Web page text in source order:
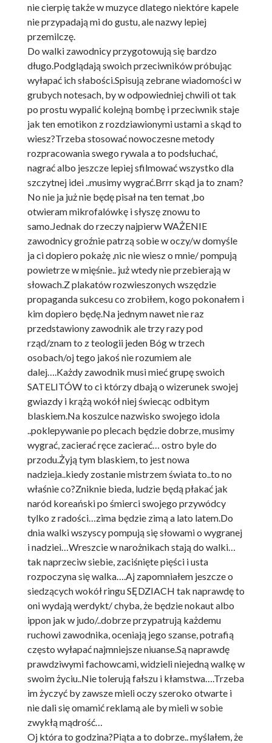
nie cierpię także w muzyce dlatego niektóre kapele
nie przypadają mi do gustu, ale nazwy lepiej
przemilczę.
Do walki zawodnicy przygotowują się bardzo
długo.Podglądają swoich przeciwników próbując
wyłapać ich słabości.Spisują zebrane wiadomości w
grubych notesach, by w odpowiedniej chwili ot tak
po prostu wypalić kolejną bombę i przeciwnik staje
jak ten emotikon z rozdziawionymi ustami a skąd to
wiesz?Trzeba stosować nowoczesne metody
rozpracowania swego rywala a to podsłuchać,
nagrać albo jeszcze lepiej sfilmować wszystko dla
szczytnej idei ..musimy wygrać.Brrr skąd ja to znam?
No nie ja już nie będę pisał na ten temat ,bo
otwieram mikrofalówkę i słyszę znowu to
samo.Jednak do rzeczy najpierw WAŻENIE
zawodnicy groźnie patrzą sobie w oczy/w domyśle
ja ci dopiero pokażę ,nic nie wiesz o mnie/ pompują
powietrze w mięśnie.. już wtedy nie przebierają w
słowach.Z plakatów rozwieszonych wszędzie
propaganda sukcesu co zrobiłem, kogo pokonałem i
kim dopiero będę.Na jednym nawet nie raz
przedstawiony zawodnik ale trzy razy pod
rząd/znam to z teologii jeden Bóg w trzech
osobach/oj tego jakoś nie rozumiem ale
dalej….Każdy zawodnik musi mieć grupę swoich
SATELITÓW to ci którzy dbają o wizerunek swojej
gwiazdy i krążą wokół niej świecąc odbitym
blaskiem.Na koszulce nazwisko swojego idola
..poklepywanie po plecach będzie dobrze, musimy
wygrać, zacierać ręce zacierać… ostro byle do
przodu.Żyją tym blaskiem, to jest nowa
nadzieja..kiedy zostanie mistrzem świata to..to no
właśnie co?Zniknie bieda, ludzie będą płakać jak
naród koreański po śmierci swojego przywódcy
tylko z radości…zima będzie zimą a lato latem.Do
dnia walki wszyscy pompują się słowami o wygranej
i nadziei…Wreszcie w narożnikach stają do walki…
tak naprzeciw siebie, zaciśnięte pięści i usta
rozpoczyna się walka….Aj zapomniałem jeszcze o
siedzących wokół ringu SĘDZIACH tak naprawdę to
oni wydają werdykt/ chyba, że będzie nokaut albo
ippon jak w judo/..dobrze przypatrują każdemu
ruchowi zawodnika, oceniają jego szanse, potrafią
często wyłapać najmniejsze niuanse.Są naprawdę
prawdziwymi fachowcami, widzieli niejedną walkę w
swoim życiu..Nie tolerują fałszu i kłamstwa….Trzeba
im życzyć by zawsze mieli oczy szeroko otwarte i
nie dali się omamić reklamą ale by mieli w sobie
zwykłą mądrość…
Oj która to godzina?Piąta a to dobrze.. myślałem, że